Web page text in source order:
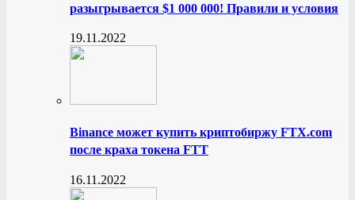
разыгрывается $1 000 000! Правили и условия
19.11.2022
Binance может купить криптобиржу FTX.com
после краха токена FTT
16.11.2022